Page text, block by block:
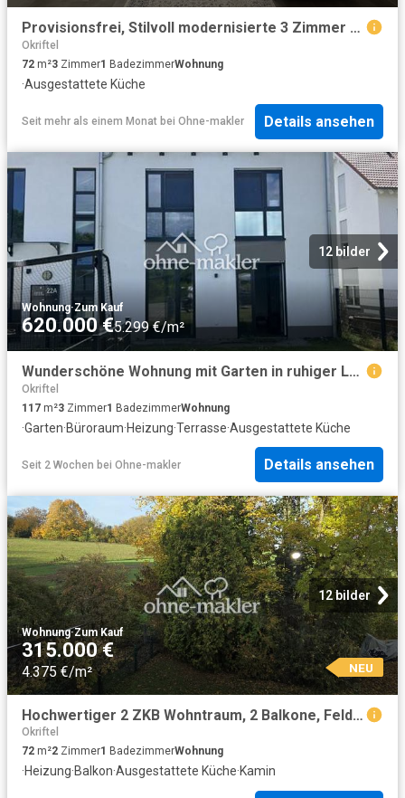
Provisionsfrei, Stilvoll modernisierte 3 Zimmer Wohnung mit Skylineblick und Loggia in Liederbach
Okriftel
72 m²3 Zimmer1 BadezimmerWohnung
·Ausgestattete Küche
Seit mehr als einem Monat bei Ohne-makler Details ansehen
12 bilder
Wohnung·Zum Kauf
620.000 €5.299 €/m²
Wunderschöne Wohnung mit Garten in ruhiger Lage
Okriftel
117 m²3 Zimmer1 BadezimmerWohnung
·Garten·Büroraum·Heizung·Terrasse·Ausgestattete Küche
Seit 2 Wochen bei Ohne-makler Details ansehen
12 bilder
Wohnung·Zum Kauf
315.000 €
4.375 €/m² NEU
Hochwertiger 2 ZKB Wohntraum, 2 Balkone, Feldrandlage, Provisionsfrei
Okriftel
72 m²2 Zimmer1 BadezimmerWohnung
·Heizung·Balkon·Ausgestattete Küche·Kamin